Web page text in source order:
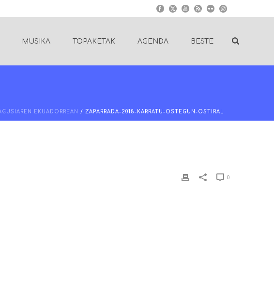
MUSIKA TOPAKETAK AGENDA BESTE
EKUADORREAN / ZAPARRADA-2018-KARRATU-OSTEGUN-OSTIRAL
0